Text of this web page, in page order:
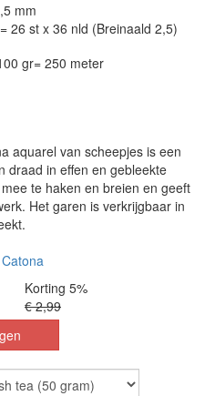
mm
26 st x 36 nld (Breinaald 2,5)
gr= 250 meter
aquarel van scheepjes is een
draad in effen en gebleekte
te haken en breien en geeft
Het garen is verkrijgbaar in
Korting 5%
€ 2,99